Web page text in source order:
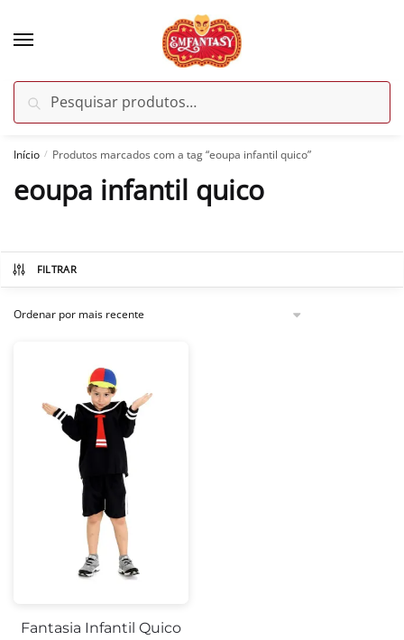
por:
Pesquisar
Início / Produtos marcados com a tag “eoupa infantil quico”
eoupa infantil quico
FILTRAR
Fantasia Infantil Quico